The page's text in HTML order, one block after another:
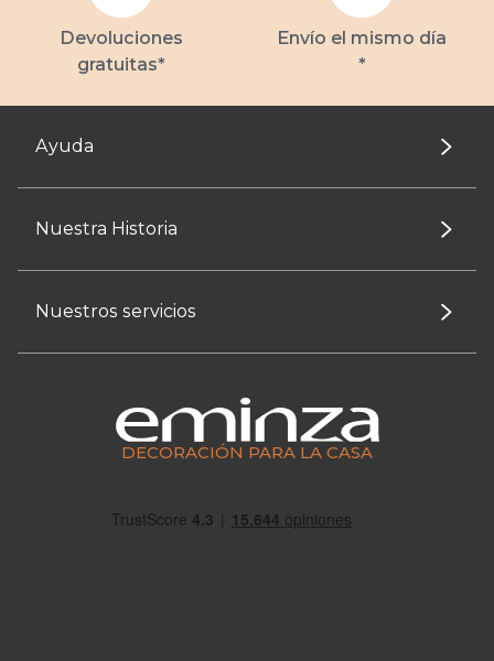
Devoluciones
gratuitas*
Envío el mismo día
*
Ayuda
Nuestra Historia
Nuestros servicios
DECORACIÓN PARA LA CASA